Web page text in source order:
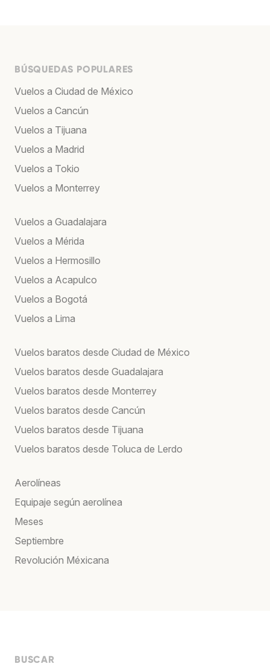
BÚSQUEDAS POPULARES
Vuelos a Ciudad de México
Vuelos a Cancún
Vuelos a Tijuana
Vuelos a Madrid
Vuelos a Tokio
Vuelos a Monterrey
Vuelos a Guadalajara
Vuelos a Mérida
Vuelos a Hermosillo
Vuelos a Acapulco
Vuelos a Bogotá
Vuelos a Lima
Vuelos baratos desde Ciudad de México
Vuelos baratos desde Guadalajara
Vuelos baratos desde Monterrey
Vuelos baratos desde Cancún
Vuelos baratos desde Tijuana
Vuelos baratos desde Toluca de Lerdo
Aerolíneas
Equipaje según aerolínea
Meses
Septiembre
Revolución Méxicana
BUSCAR